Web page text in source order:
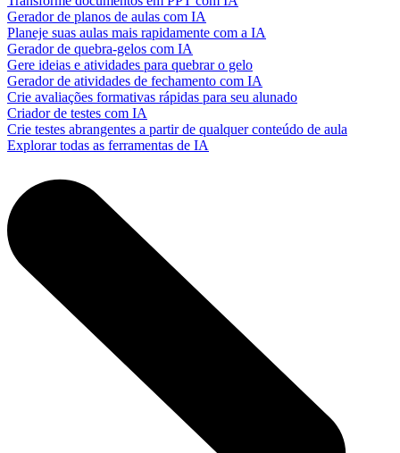
Gerador de planos de aulas com IA
Planeje suas aulas mais rapidamente com a IA
Gerador de quebra-gelos com IA
Gere ideias e atividades para quebrar o gelo
Gerador de atividades de fechamento com IA
Crie avaliações formativas rápidas para seu alunado
Criador de testes com IA
Crie testes abrangentes a partir de qualquer conteúdo de aula
Explorar todas as ferramentas de IA